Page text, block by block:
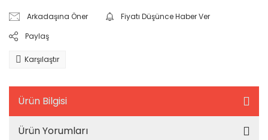
Arkadaşına Öner
Fiyatı Düşünce Haber Ver
Paylaş
Karşılaştır
Ürün Bilgisi
Ürün Yorumları